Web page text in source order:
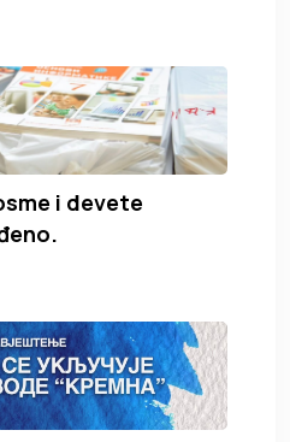
i devete